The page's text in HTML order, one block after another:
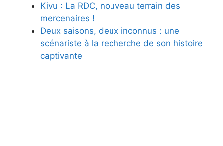
Kivu : La RDC, nouveau terrain des
mercenaires !
Deux saisons, deux inconnus : une
scénariste à la recherche de son histoire
captivante